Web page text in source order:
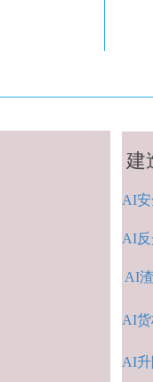
建
AI
AI
AI货
AI反
AI